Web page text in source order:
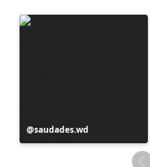
Η
ανάρτηση
saudades.wd